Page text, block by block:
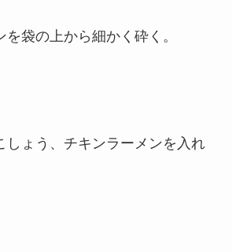
袋の上から細かく砕く。
ょう、チキンラーメンを入れ